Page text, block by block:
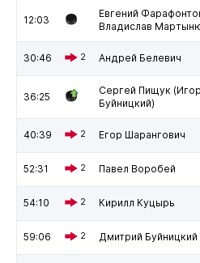
12:03
Евгений
Владислав
30:46 2 Андрей Белевич
36:25
Сергей Пищук
Буйницкий)
40:39 2 Егор Шарангович
52:31 2 Павел Воробей
54:10 2 Кирилл Куцырь
59:06 2 Дмитрий Буйницкий